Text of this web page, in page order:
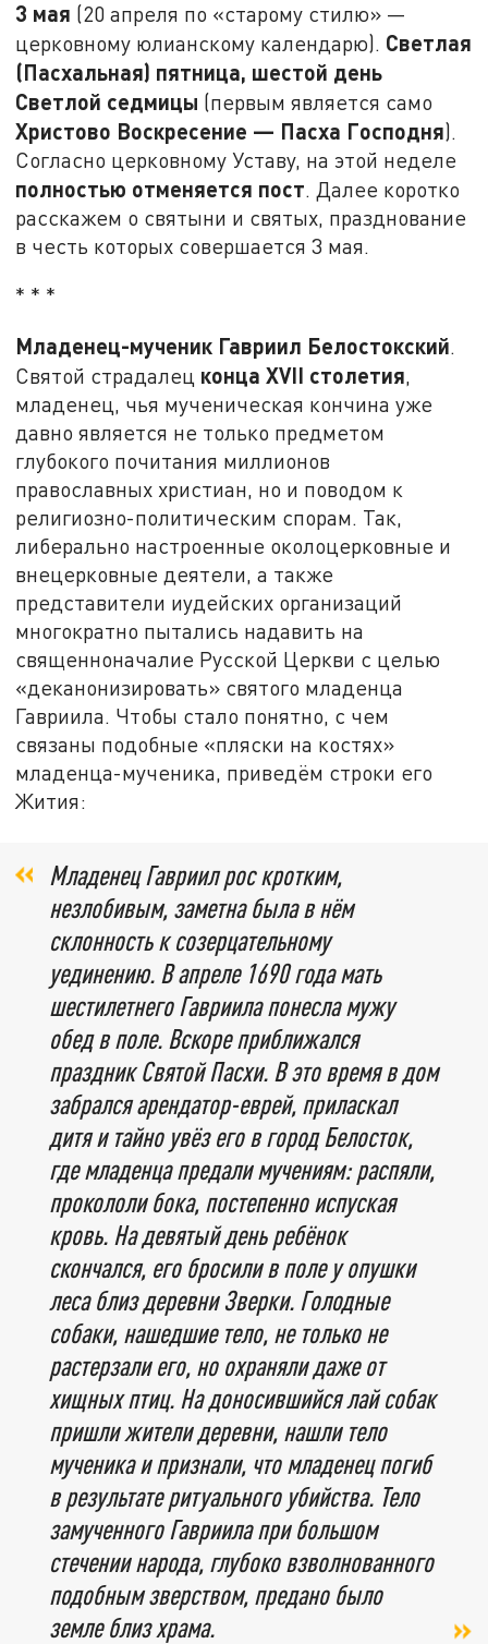
3 мая (20 апреля по «старому стилю» —
церковному юлианскому календарю). Светлая
(Пасхальная) пятница, шестой день
Светлой седмицы (первым является само
Христово Воскресение — Пасха Господня).
Согласно церковному Уставу, на этой неделе
полностью отменяется пост. Далее коротко
расскажем о святыни и святых, празднование
в честь которых совершается 3 мая.
* * *
Младенец-мученик Гавриил Белостокский.
Святой страдалец концаXVII столетия,
младенец, чья мученическая кончина уже
давно является не только предметом
глубокого почитания миллионов
православных христиан, но и поводом к
религиозно-политическим спорам. Так,
либерально настроенные околоцерковные и
внецерковные деятели, а также
представители иудейских организаций
многократно пытались надавить на
священноначалие Русской Церкви с целью
«деканонизировать» святого младенца
Гавриила. Чтобы стало понятно, с чем
связаны подобные «пляски на костях»
младенца-мученика, приведём строки его
Жития:
Младенец Гавриил рос кротким,
незлобивым, заметна была в нём
склонность к созерцательному
уединению. В апреле 1690 года мать
шестилетнего Гавриила понесла мужу
обед в поле. Вскоре приближался
праздник Святой Пасхи. В это время в дом
забрался арендатор-еврей, приласкал
дитя и тайно увёз его в город Белосток,
где младенца предали мучениям: распяли,
прокололи бока, постепенно испуская
кровь. На девятый день ребёнок
скончался, его бросили в поле у опушки
леса близ деревни Зверки. Голодные
собаки, нашедшие тело, не только не
растерзали его, но охраняли даже от
хищных птиц. На доносившийся лай собак
пришли жители деревни, нашли тело
мученика и признали, что младенец погиб
в результате ритуального убийства. Тело
замученного Гавриила при большом
стечении народа, глубоко взволнованного
подобным зверством, предано было
земле близ храма.